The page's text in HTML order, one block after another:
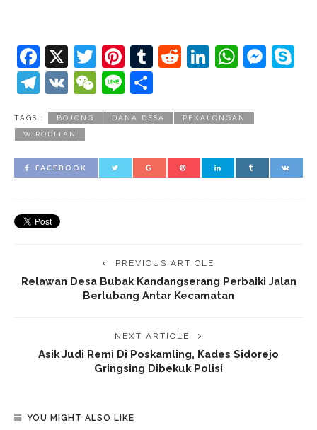
Facebook
X Twitter
Pinterest
Tumblr
Reddit
LinkedIn
Telegram
VK WeChat
Line
TAGS : BOJONG DANA DESA PEKALONGAN
WIRODITAN
FACEBOOK
PREVIOUS ARTICLE
Relawan Desa Bubak Kandangserang Perbaiki Jalan
Berlubang Antar Kecamatan
NEXT ARTICLE
Asik Judi Remi Di Poskamling, Kades Sidorejo
Gringsing Dibekuk Polisi
YOU MIGHT ALSO LIKE